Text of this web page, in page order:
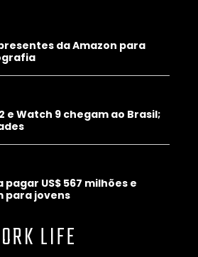
da Amazon para
e Watch 9 chegam ao Brasil;
US$ 567 milhões e
para jovens
LIFE